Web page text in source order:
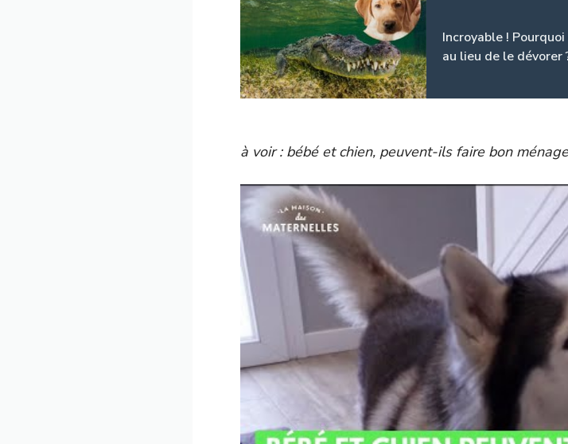
Incroyable !
au lieu de le dévorer
à voir : bébé et chien, peuvent-ils faire bon